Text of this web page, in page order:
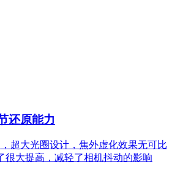
还原能力
超大光圈设计，焦外虚化效果无可比
很大提高，减轻了相机抖动的影响